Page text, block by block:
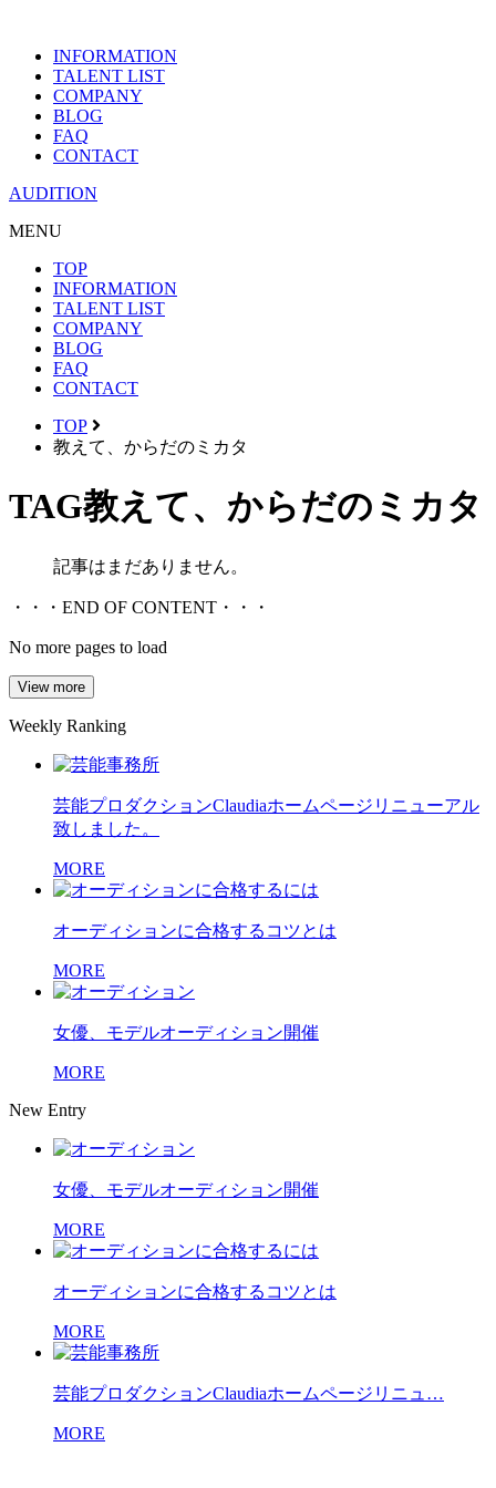
INFORMATION
TALENT LIST
COMPANY
BLOG
FAQ
CONTACT
AUDITION
MENU
TOP
INFORMATION
TALENT LIST
COMPANY
BLOG
FAQ
CONTACT
TOP
教えて、からだのミカタ
TAG教えて、からだのミカタ
記事はまだありません。
・・・END OF CONTENT・・・
No more pages to load
View more
Weekly Ranking
芸能プロダクションClaudiaホームページリニューアル
致しました。
MORE
オーディションに合格するコツとは
MORE
女優、モデルオーディション開催
MORE
New Entry
女優、モデルオーディション開催
MORE
オーディションに合格するコツとは
MORE
芸能プロダクションClaudiaホームページリニュ…
MORE